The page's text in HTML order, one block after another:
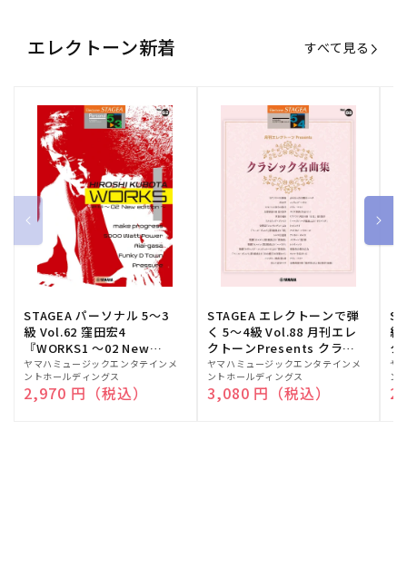
エレクトーン新着 すべて見る
STAGEA パーソナル 5～3
級 Vol.62 窪田宏4
『WORKS1 ～02 New
edition～』
販
売
元:
ヤマハミュージックエンタテインメ
ントホールディングス
通常価格
2,970 円（税込）
STAGEA エレクトーンで弾
く 5～4級 Vol.88 月刊エレ
クトーンPresents クラシ
ック名曲集
販
売
元:
ヤマハミュージックエンタテインメ
ントホールディングス
通常価格
3,080 円（税込）
級
ク
販
売
元:
ヤ
ン